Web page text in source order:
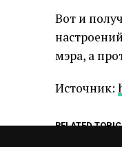
Вот и
мэра, а
Источник:
RELATED